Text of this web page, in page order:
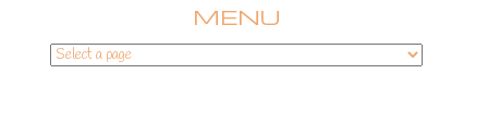
MENU
SKIP